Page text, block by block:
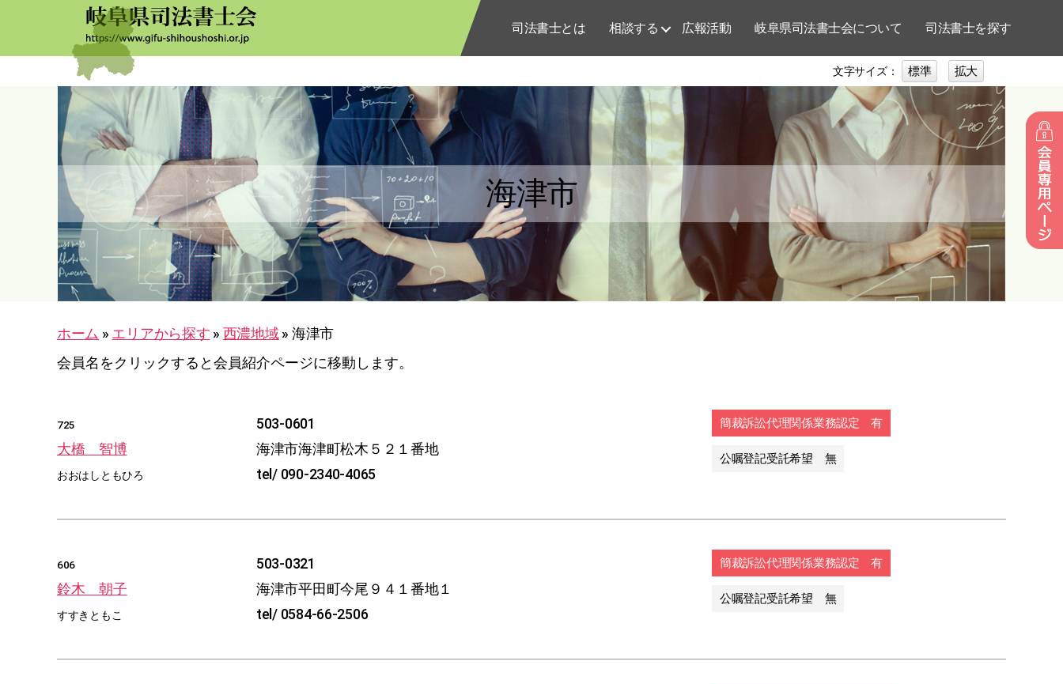
岐
阜
司
法
書
士
会
司法書士とは 相談する 広報活動 岐阜県司法書士会について 司法書士を探す
文字サイズ： 標準 拡大
海津市
ホーム » エリアから探す » 西濃地域 » 海津市
会員名をクリックすると会員紹介ページに移動します。
725
大橋 智博
おおはしともひろ
503-0601
海津市海津町松木５２１番地
tel/ 090-2340-4065
簡裁訴訟代理関係業務認定 有
公嘱登記受託希望 無
606
鈴木 朝子
すすきともこ
503-0321
海津市平田町今尾９４１番地１
tel/ 0584-66-2506
簡裁訴訟代理関係業務認定 有
公嘱登記受託希望 無